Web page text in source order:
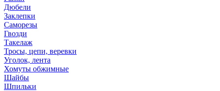
Дюбели
Заклепки
Саморезы
Гвозди
Такелаж
Тросы, цепи, веревки
Уголок, лента
Хомуты обжимные
Шайбы
Шпильки